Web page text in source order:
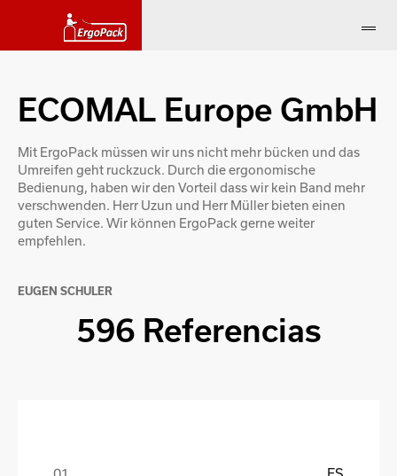
ECOMAL Europe GmbH
Mit ErgoPack müssen wir uns nicht mehr bücken und das
Umreifen geht ruckzuck. Durch die ergonomische
Bedienung, haben wir den Vorteil dass wir kein Band mehr
verschwenden. Herr Uzun und Herr Müller bieten einen
guten Service. Wir können ErgoPack gerne weiter
empfehlen.
EUGEN SCHULER
596 Referencias